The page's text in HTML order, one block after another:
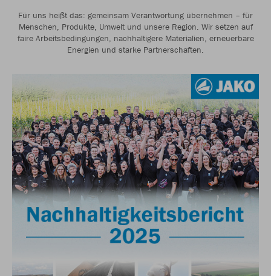
Für uns heißt das: gemeinsam Verantwortung übernehmen – für
Menschen, Produkte, Umwelt und unsere Region. Wir setzen auf
faire Arbeitsbedingungen, nachhaltigere Materialien, erneuerbare
Energien und starke Partnerschaften.